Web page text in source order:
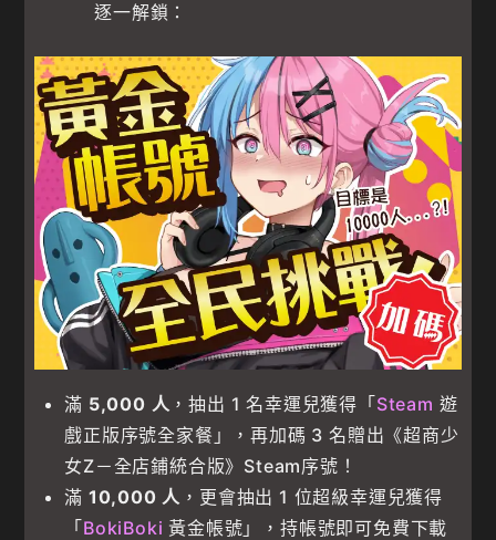
逐一解鎖：
滿 5,000 人 ，抽出 1 名幸運兒獲得「Steam 遊
戲正版序號全家餐」，再加碼 3 名贈出《超商少
女Z－全店鋪統合版》Steam序號！
滿 10,000 人 ，更會抽出 1 位超級幸運兒獲得
「BokiBoki 黃金帳號」，持帳號即可免費下載